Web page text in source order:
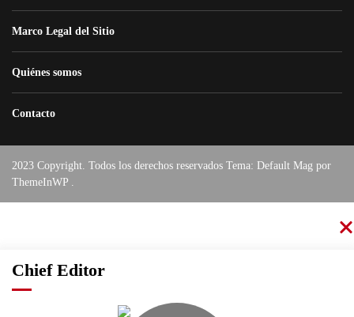
Marco Legal del Sitio
Quiénes somos
Contacto
2023 Copyright. Todos los derechos reservados Tema: Default Mag por
ThemeInWP
Chief Editor